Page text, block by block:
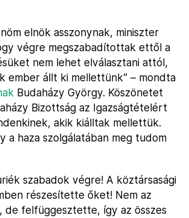
elnök asszonynak, miniszter
végre megszabadítottak ettől a
nem lehet elválasztani attól,
ember állt ki mellettünk” – mondta
Budaházy György. Köszönetet
Bizottság az Igazságtételért
akik kiálltak mellettük.
a haza szolgálatában meg tudom
szabadok végre! A köztársasági
részesítette őket! Nem az
felfüggesztette, így az összes